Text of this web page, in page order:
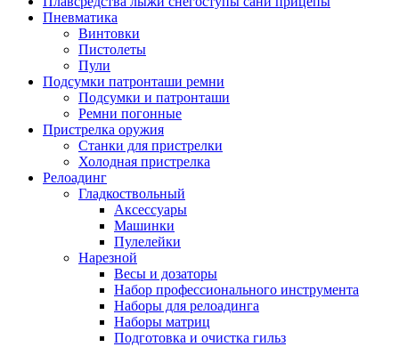
Пневматика
Винтовки
Пистолеты
Пули
Подсумки патронташи ремни
Подсумки и патронташи
Ремни погонные
Пристрелка оружия
Станки для пристрелки
Холодная пристрелка
Релоадинг
Гладкоствольный
Аксессуары
Машинки
Пулелейки
Нарезной
Весы и дозаторы
Набор профессионального инструмента
Наборы для релоадинга
Наборы матриц
Подготовка и очистка гильз